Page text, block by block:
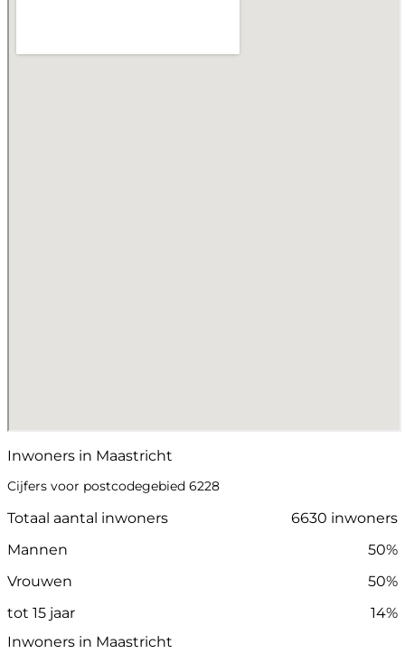
Inwoners in Maastricht
Cijfers voor postcodegebied 6228
Totaal aantal inwoners
6630 inwoners
Mannen
50%
Vrouwen
50%
tot 15 jaar
14%
Inwoners in Maastricht